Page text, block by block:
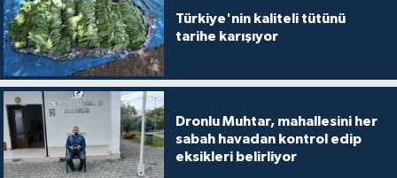
Türkiye'nin kaliteli tütünü
tarihe karışıyor
Dronlu Muhtar, mahallesini her
sabah havadan kontrol edip
eksikleri belirliyor